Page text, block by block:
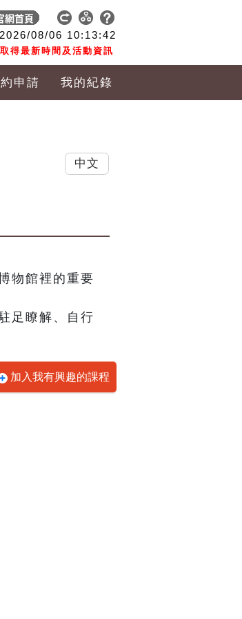
2026/08/06 10:13:42
得最新時間及活動資訊
申請 我的紀錄
物館裡的重要
足瞭解、自行
加入我有興趣的課程